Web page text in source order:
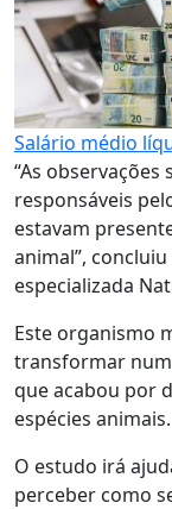
Salário médio
“As
responsáveis
estavam
animal”,
especializada
Este organismo
transformar
que acabou por
espécies animais.
O estudo irá
perceber como